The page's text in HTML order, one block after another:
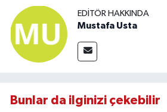
EDITÖR HAKKINDA
Mustafa Usta
Bunlar da ilginizi çekebilir